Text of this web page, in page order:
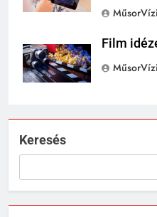
Film
Keresés